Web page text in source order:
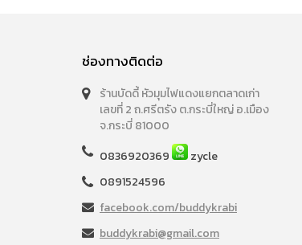
ช่องทางติดต่อ
ร้านบัดดี้ หัวมุมไฟแดงแยกตลาดเก่า
เลขที่ 2 ถ.ศรีตรัง ต.กระบี่ใหญ่ อ.เมือง
จ.กระบี่ 81000
0836920369
zycle
0891524596
facebook.com/buddykrabi
buddykrabi@gmail.com